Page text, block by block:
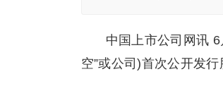
中国上市公司网讯
空”或公司)首次公开发